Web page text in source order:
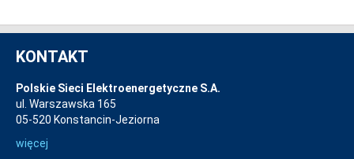
KONTAKT
Polskie Sieci Elektroenergetyczne S.A.
ul. Warszawska 165
05-520 Konstancin-Jeziorna
więcej